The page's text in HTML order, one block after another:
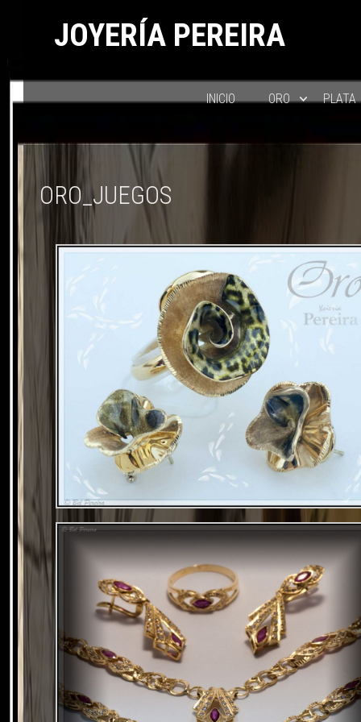
JOYERÍA PEREIRA
INICIO ORO PLATA
ORO_JUEGOS